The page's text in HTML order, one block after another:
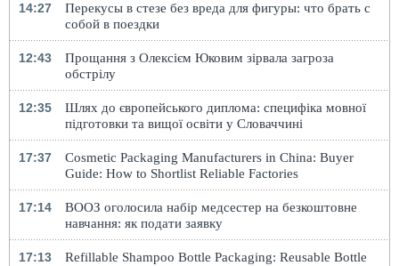
14:27
Перекусы в стезе без вреда для фигуры: что брать с
собой в поездки
12:43
Прощання з Олексієм Юковим зірвала загроза
обстрілу
12:35
Шлях до європейського диплома: специфіка мовної
підготовки та вищої освіти у Словаччині
17:37
Cosmetic Packaging Manufacturers in China: Buyer
Guide: How to Shortlist Reliable Factories
17:14
ВООЗ оголосила набір медсестер на безкоштовне
навчання: як подати заявку
17:13 Refillable Shampoo Bottle Packaging: Reusable Bottle